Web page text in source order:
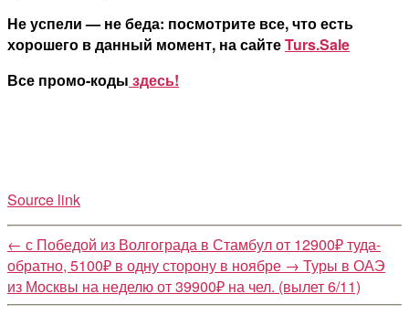
Не успели — не беда: посмотрите все, что есть
хорошего в данный момент, на сайтеTurs.Sale
Все промо-коды здесь!
Source link
← с Победой из Волгограда в Стамбул от 12900₽ туда-
обратно, 5100₽ в одну сторону в ноябре → Туры в ОАЭ
из Москвы на неделю от 39900₽ на чел. (вылет 6/11)